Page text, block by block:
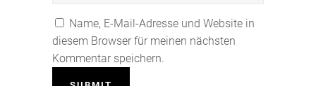
Name, E-Mail-Adresse und Website in
diesem Browser für meinen nächsten
Kommentar speichern.